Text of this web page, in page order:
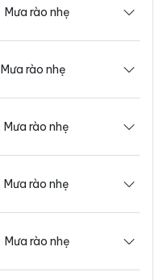
Mưa rào nhẹ
Mưa rào nhẹ
Mưa rào nhẹ
Mưa rào nhẹ
Mưa rào nhẹ